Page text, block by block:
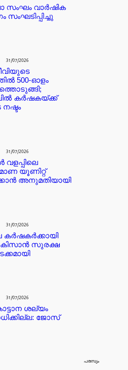
സംഘം വാർഷിക
31/07/2026
500-ഓളം
കർഷകയ്ക്ക്
31/07/2026
യൂണിറ്റ്
അനുമതിയായി
31/07/2026
കർഷകർക്കായി
കിസാൻ സുരക്ഷ
31/07/2026
ശല്യം
ജോസ്
പരസ്യം